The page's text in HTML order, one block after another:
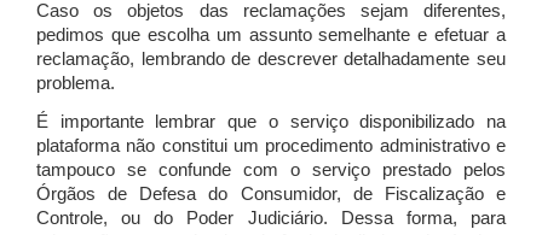
Caso os objetos das reclamações sejam diferentes,
pedimos que escolha um assunto semelhante e efetuar a
reclamação, lembrando de descrever detalhadamente seu
problema.
É importante lembrar que o serviço disponibilizado na
plataforma não constitui um procedimento administrativo e
tampouco se confunde com o serviço prestado pelos
Órgãos de Defesa do Consumidor, de Fiscalização e
Controle, ou do Poder Judiciário. Dessa forma, para